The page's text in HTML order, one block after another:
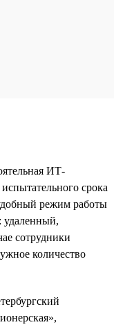
ИТ-
срока
режим работы
удаленный,
сотрудники
количество